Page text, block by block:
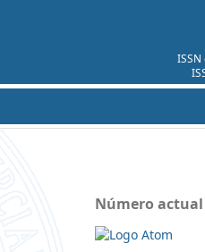
Número actual